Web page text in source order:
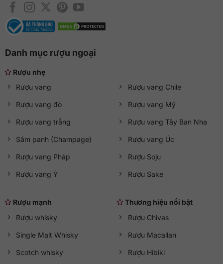
Danh mục rượu ngoại
Rượu nhẹ
Rượu vang
Rượu vang đỏ
Rượu vang trắng
Sâm panh (Champage)
Rượu vang Pháp
Rượu vang Ý
Rượu vang Chile
Rượu vang Mỹ
Rượu vang Tây Ban Nha
Rượu vang Úc
Rượu Soju
Rượu Sake
Rượu mạnh
Rượu whisky
Single Malt Whisky
Scotch whisky
Thương hiệu nổi bật
Rượu Chivas
Rượu Macallan
Rượu Hibiki